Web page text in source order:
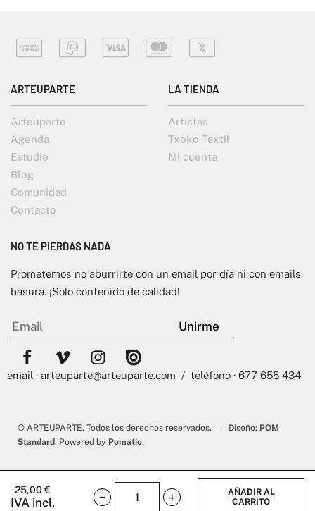
25,00 €
IVA incl. Asco.
AÑADIR AL
CARRITO
ARTEUPARTE
Arteuparte
Agenda
Estudio
Blog
Comunidad
Contacto
LA TIENDA
Artistas
Txoko Textil
Mi cuenta
NO TE PIERDAS NADA
Prometemos no aburrirte con un email por día ni con emails
basura. ¡Solo contenido de calidad!
email · arteuparte@arteuparte.com / teléfono · 677 655 434
© ARTEUPARTE. Todos los derechos reservados. | Diseño: POM
Standard. Powered by Pomatio.